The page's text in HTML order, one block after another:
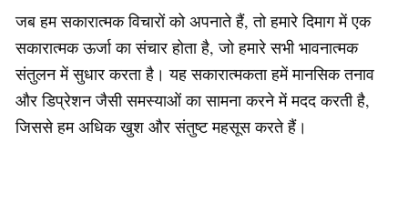
जब हम सकारात्मक विचारों को अपनाते हैं, तो हमारे दिमाग में एक
सकारात्मक ऊर्जा का संचार होता है, जो हमारे सभी भावनात्मक
संतुलन में सुधार करता है। यह सकारात्मकता हमें मानसिक तनाव
और डिप्रेशन जैसी समस्याओं का सामना करने में मदद करती है,
जिससे हम अधिक खुश और संतुष्ट महसूस करते हैं।